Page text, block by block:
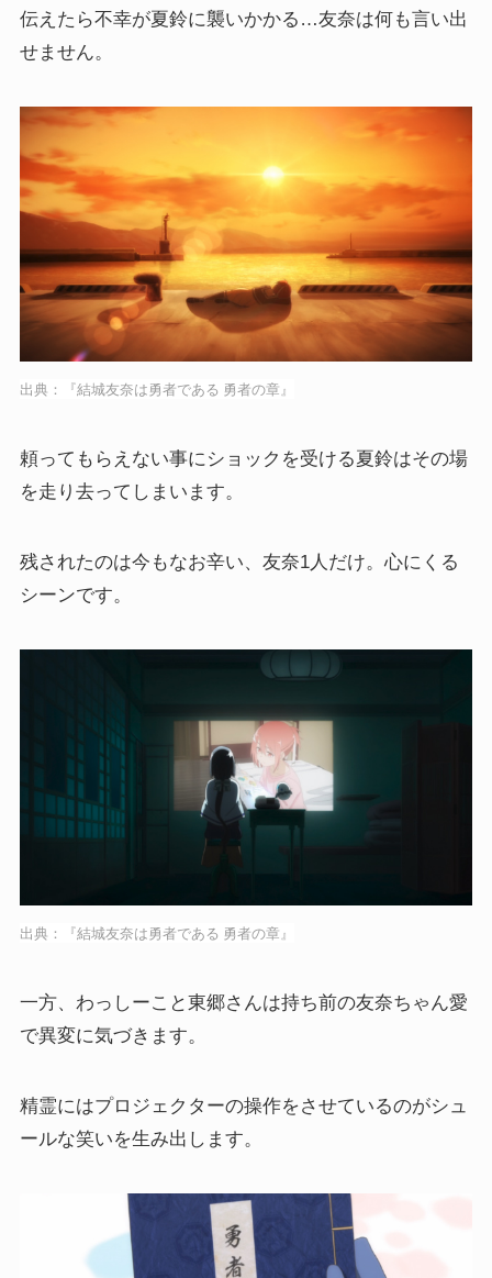
伝えたら不幸が夏鈴に襲いかかる…友奈は何も言い出
せません。
出典：『結城友奈は勇者である 勇者の章』
頼ってもらえない事にショックを受ける夏鈴はその場
を走り去ってしまいます。
残されたのは今もなお辛い、友奈1人だけ。心にくる
シーンです。
出典：『結城友奈は勇者である 勇者の章』
一方、わっしーこと東郷さんは持ち前の友奈ちゃん愛
で異変に気づきます。
精霊にはプロジェクターの操作をさせているのがシュ
ールな笑いを生み出します。